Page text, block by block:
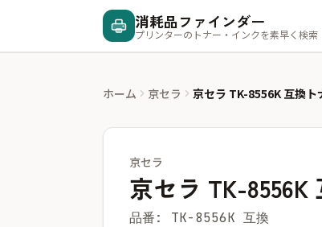
消耗品ファインダー
プリンターのトナー・インクを素早く検索
ホーム 京セラ 京セラ TK-8556K 互換ト
京セラ
京セラ TK-
品番: TK-8556K 互換